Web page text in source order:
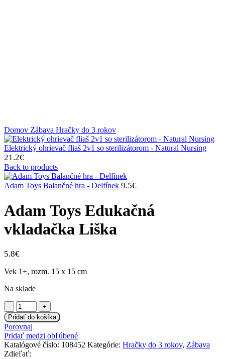
Domov Zábava Hračky do 3 rokov
Elektrický ohrievač fliaš 2v1 so sterilizátorom - Natural Nursing
21.2€
Back to products
Adam Toys Balančné hra - Delfínek 9.5€
Adam Toys Edukačná
vkladačka Liška
5.8€
Vek 1+, rozm. 15 x 15 cm
Na sklade
množstvo
Adam
Toys
Edukačná
vkladačka
Liška
Pridať do košíka
Porovnaj
Pridať medzi obľúbené
Katalógové číslo: 108452 Kategórie: Hračky do 3 rokov, Zábava
Zdieľať: